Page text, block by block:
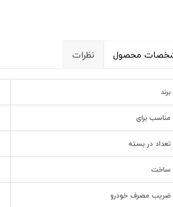
محصول نظرات
برند
مناسب برای
تعداد در بسته
ساخت
ضریب مصرف خودرو